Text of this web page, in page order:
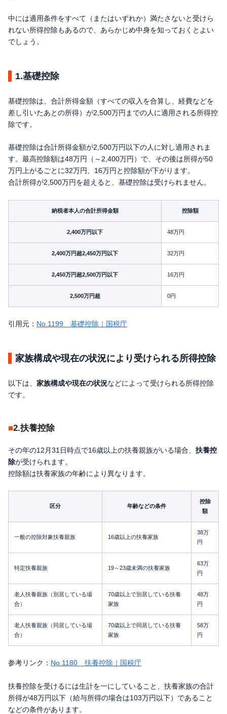
中には適用条件をすべて（またはいずれか）満たさないと受けら
れない所得控除もあるので、あらかじめ中身を知っておくとよい
でしょう。
1.基礎控除
基礎控除は、合計所得金額（すべての収入を合算し、経費などを
差し引いたあとの所得）が2,500万円までの人に適用される所得控
除です。
基礎控除は合計所得金額が2,500万円以下の人に対し適用されま
す。最高控除額は48万円（～2,400万円）で、その後は所得が50
万円上がるごとに32万円、16万円と控除額が下がります。
合計所得が2,500万円を超えると、基礎控除は受けられません。
納税者本人の合計所得金額 控除額
2,400万円以下 48万円
2,400万円超2,450万円以下 32万円
2,450万円超2,500万円以下 16万円
2,500万円超 0円
引用元： No.1199 基礎控除｜国税庁
家族構成や現在の状況により受けられる所得控除
以下は、 家族構成や現在の状況などによって受けられる所得控除
です。
2.扶養控除
その年の12月31日時点で16歳以上の扶養親族がいる場合、 扶養控
除が受けられます。
控除額は扶養家族の年齢により異なります。
区分 年齢などの条件
控除
額
一般の控除対象扶養親族 16歳以上の扶養家族
38万
円
特定扶養親族 19～23歳未満の扶養家族
63万
円
老人扶養親族（別居している場
合）
70歳以上で別居している扶養
家族
48万
円
老人扶養親族（同居している場
合）
70歳以上で同居している扶養
家族
58万
円
参考リンク： No.1180 扶養控除｜国税庁
扶養控除を受けるには生計を一にしていること、扶養家族の合計
所得が48万円以下（給与所得の場合は103万円以下）であること
などの条件があります。